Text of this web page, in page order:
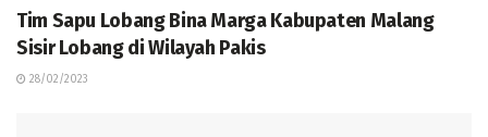
Tim Sapu Lobang Bina Marga Kabupaten Malang
Sisir Lobang di Wilayah Pakis
28/02/2023